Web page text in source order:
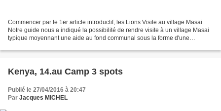
Commencer par le 1er article introductif, les Lions Visite au village Masai
Notre guide nous a indiqué la possibilité de rendre visite à un village Masai
typique moyennant une aide au fond communal sous la forme d'une
Kenya, 14.au Camp 3 spots
Publié le 27/04/2016 à 20:47
Par Jacques MICHEL